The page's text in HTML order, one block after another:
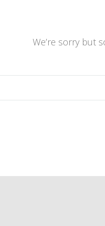
We’re sorry but